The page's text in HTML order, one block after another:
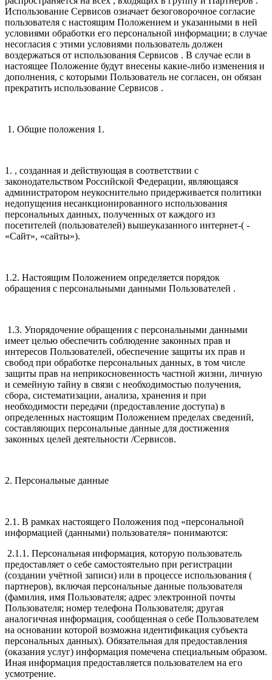
Использование Сервисов означает безоговорочное согласие
пользователя с настоящим Положением и указанными в ней
условиями обработки его персональной информации; в случае
несогласия с этими условиями пользователь должен
воздержаться от использования Сервисов . В случае если в
настоящее Положение будут внесены какие-либо изменения и
дополнения, с которыми Пользователь не согласен, он обязан
прекратить использование Сервисов .
1. Общие положения 1.
1. , созданная и действующая в соответствии с
законодательством Российской Федерации, являющаяся
администратором неукоснительно придерживается политики
недопущения несанкционированного использования
персональных данных, полученных от каждого из
посетителей (пользователей) вышеуказанного интернет-( -
«Сайт», «сайты»).
1.2. Настоящим Положением определяется порядок
обращения с персональными данными Пользователей .
1.3. Упорядочение обращения с персональными данными
имеет целью обеспечить соблюдение законных прав и
интересов Пользователей, обеспечение защиты их прав и
свобод при обработке персональных данных, в том числе
защиты прав на неприкосновенность частной жизни, личную
и семейную тайну в связи с необходимостью получения,
сбора, систематизации, анализа, хранения и при
необходимости передачи (предоставление доступа) в
определенных настоящим Положением пределах сведений,
составляющих персональные данные для достижения
законных целей деятельности /Сервисов.
2. Персональные данные
2.1. В рамках настоящего Положения под «персональной
информацией (данными) пользователя» понимаются:
2.1.1. Персональная информация, которую пользователь
предоставляет о себе самостоятельно при регистрации
(создании учётной записи) или в процессе использования (
партнеров), включая персональные данные пользователя
(фамилия, имя Пользователя; адрес электронной почты
Пользователя; номер телефона Пользователя; другая
аналогичная информация, сообщенная о себе Пользователем
на основании которой возможна идентификация субъекта
персональных данных). Обязательная для предоставления
(оказания услуг) информация помечена специальным образом.
Иная информация предоставляется пользователем на его
усмотрение.